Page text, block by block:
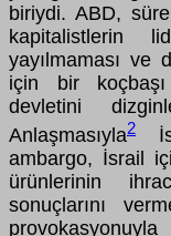
biriydi. ABD,
kapitalistlerin
yayılmaması ve
için bir
devletini
Anlaşmasıyla2
ambargo, İsrail
ürünlerinin
sonuçlarını
provokasyonuyla